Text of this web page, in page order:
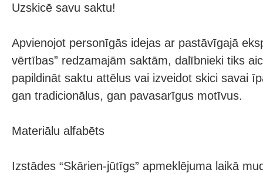
Uzskicē savu saktu!
Apvienojot personīgās idejas ar pastāvīgajā
vērtības” redzamajām saktām, dalībnieki tiks
papildināt saktu attēlus vai izveidot skici savai
gan tradicionālus, gan pavasarīgus motīvus.
Materiālu alfabēts
Izstādes “Skārien-jūtīgs” apmeklējuma laikā